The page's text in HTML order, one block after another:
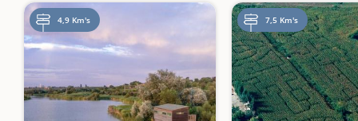
4,9 Km's 7,5 Km's